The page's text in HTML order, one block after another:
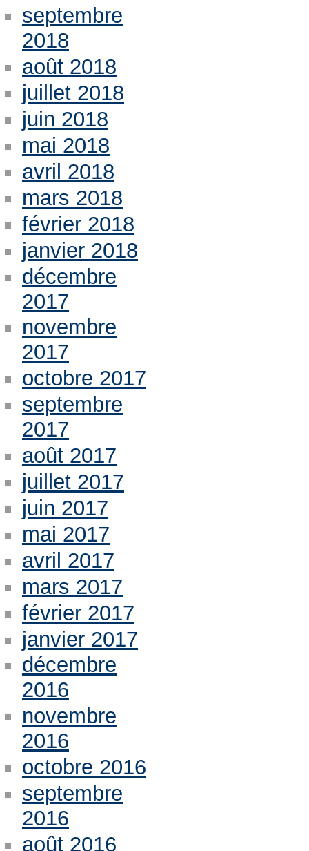
septembre
2018
août 2018
juillet 2018
juin 2018
mai 2018
avril 2018
mars 2018
février 2018
janvier 2018
décembre
2017
novembre
2017
octobre 2017
septembre
2017
août 2017
juillet 2017
juin 2017
mai 2017
avril 2017
mars 2017
février 2017
janvier 2017
décembre
2016
novembre
2016
octobre 2016
septembre
2016
août 2016